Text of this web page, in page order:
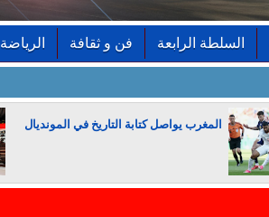
السلطة الرابعة فن و ثقافة الرياضة
المغرب يواصل كتابة التاريخ في المونديال